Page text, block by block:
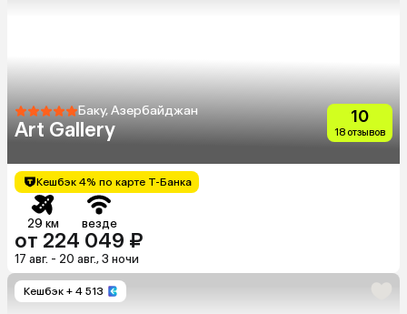
Баку, Азербайджан
Art Gallery
10
18 отзывов
Кешбэк 4% по карте Т-Банка
29 км везде
от 224 049 ₽
17 авг. - 20 авг., 3 ночи
Кешбэк + 4 513